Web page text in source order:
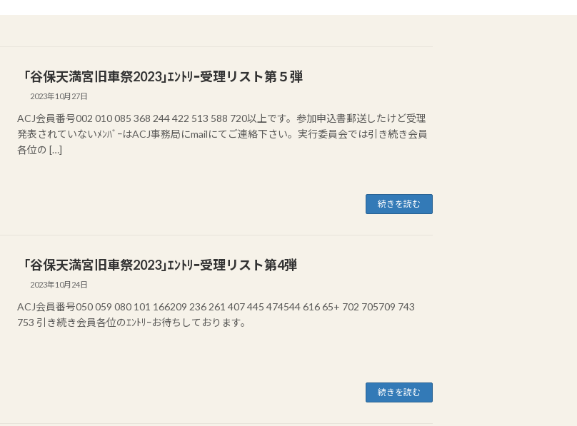
「谷保天満宮旧車祭2023｣ｴﾝﾄﾘｰ受理リスト第５弾
2023年10月27日
ACJ会員番号002 010 085 368 244 422 513 588 720以上です。参加申込書郵送したけど受理
発表されていないﾒﾝﾊﾞｰはACJ事務局にmailにてご連絡下さい。実行委員会では引き続き会員
各位の […]
続きを読む
「谷保天満宮旧車祭2023｣ｴﾝﾄﾘｰ受理リスト第4弾
2023年10月24日
ACJ会員番号050 059 080 101 166209 236 261 407 445 474544 616 65+ 702 705709 743
753 引き続き会員各位のｴﾝﾄﾘｰお待ちしております。
続きを読む